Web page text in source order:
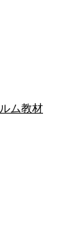
ム教材